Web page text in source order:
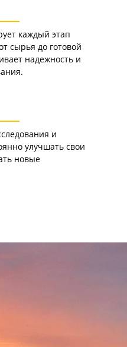
каждый этап
сырья до готовой
надежность и
и
улучшать свои
новые